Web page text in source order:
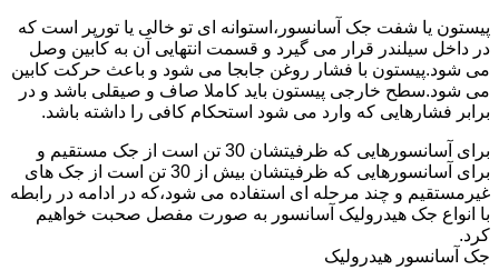
پیستون یا شفت جک آسانسور،استوانه ای تو خالی یا تورپر است که
در داخل سیلندر قرار می گیرد و قسمت انتهایی آن به کابین وصل
می شود.پیستون با فشار روغن جابجا می شود و باعث حرکت کابین
می شود.سطح خارجی پیستون باید کاملا صاف و صیقلی باشد و در
برابر فشارهایی که وارد می شود استحکام کافی را داشته باشد.
برای آسانسورهایی که ظرفیتشان 30 تن است از جک مستقیم و
برای آسانسورهایی که ظرفیتشان بیش از 30 تن است از جک های
غیرمستقیم و چند مرحله ای استفاده می شود،که در ادامه در رابطه
با انواع جک هیدرولیک آسانسور به صورت مفصل صحبت خواهیم
کرد.
جک آسانسور هیدرولیک